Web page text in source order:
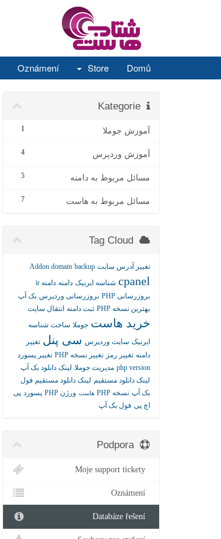
Domů
Store
Oznámení
1 آموزش جوملا
4 آموزش وردپرس
5 مسائل مربوط به دامنه
7 مسائل مربوط به هاست
تغییر آدرس سایت Addon domain backup
cpanel شناسه ایرنیک دامنه دامنه ir
بروزرسانی PHP
بروزرسانی وردپرس بک آپ
بهترین نسخه PHP
ثبت دامنه انتقال سایت
خرید هاست جوملا ساخت شناسه
ایرنیک سایت وردپرس سی پنل تغییر
دامنه تغییر رمز تغییر نسخه PHP
تغییر پسورد
php version مدیریت جوملا لینک دانلود بک آپ
لینک دانلود مستقیم لینک دانلود مستقیم فول
بک آپ نسخه PHP هاست ورژن PHP پسورد پی
اچ پی فول بک آپ